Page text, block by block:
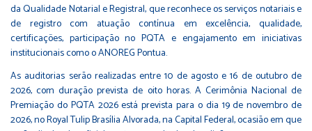
da Qualidade Notarial e Registral, que reconhece os serviços notariais e
de registro com atuação contínua em excelência, qualidade,
certificações, participação no PQTA e engajamento em iniciativas
institucionais como o ANOREG Pontua.
As auditorias serão realizadas entre 10 de agosto e 16 de outubro de
2026, com duração prevista de oito horas. A Cerimônia Nacional de
Premiação do PQTA 2026 está prevista para o dia 19 de novembro de
2026, no Royal Tulip Brasília Alvorada, na Capital Federal, ocasião em que